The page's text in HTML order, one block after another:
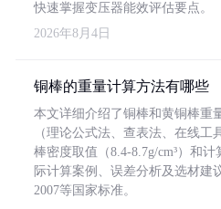
快速掌握变压器能效评估要点。
2026年8月4日
铜棒的重量计算方法有哪些
本文详细介绍了铜棒和黄铜棒重
（理论公式法、查表法、在线工
棒密度取值（8.4-8.7g/cm³）和
际计算案例、误差分析及选材建
2007等国家标准。